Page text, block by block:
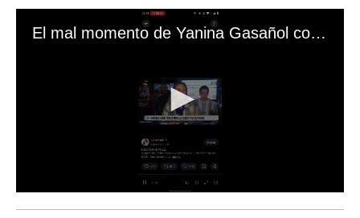
El mal momento de Yanina Gasañol con un hincha argentino en "Subrayado"
s